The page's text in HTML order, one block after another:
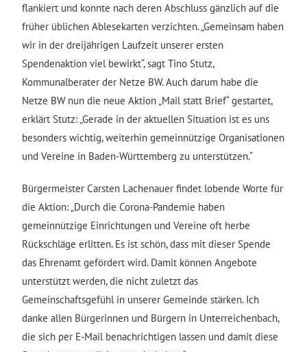
flankiert und konnte nach deren Abschluss gänzlich auf die
früher üblichen Ablesekarten verzichten. „Gemeinsam haben
wir in der dreijährigen Laufzeit unserer ersten
Spendenaktion viel bewirkt“, sagt Tino Stutz,
Kommunalberater der Netze BW. Auch darum habe die
Netze BW nun die neue Aktion „Mail statt Brief“ gestartet,
erklärt Stutz: „Gerade in der aktuellen Situation ist es uns
besonders wichtig, weiterhin gemeinnützige Organisationen
und Vereine in Baden-Württemberg zu unterstützen.“
Bürgermeister Carsten Lachenauer findet lobende Worte für
die Aktion: „Durch die Corona-Pandemie haben
gemeinnützige Einrichtungen und Vereine oft herbe
Rückschläge erlitten. Es ist schön, dass mit dieser Spende
das Ehrenamt gefördert wird. Damit können Angebote
unterstützt werden, die nicht zuletzt das
Gemeinschaftsgefühl in unserer Gemeinde stärken. Ich
danke allen Bürgerinnen und Bürgern in Unterreichenbach,
die sich per E-Mail benachrichtigen lassen und damit diese